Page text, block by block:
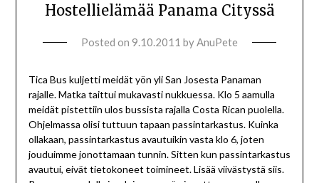
Hostellielämää Panama Cityssä
Posted on 9.10.2011 byAnuPete
Tica Bus kuljetti meidät yön yli San Josesta Panaman
rajalle. Matka taittui mukavasti nukkuessa. Klo 5 aamulla
meidät pistettiin ulos bussista rajalla Costa Rican puolella.
Ohjelmassa olisi tuttuun tapaan passintarkastus. Kuinka
ollakaan, passintarkastus avautuikin vasta klo 6, joten
jouduimme jonottamaan tunnin. Sitten kun passintarkastus
avautui, eivät tietokoneet toimineet. Lisää viivästystä siis.